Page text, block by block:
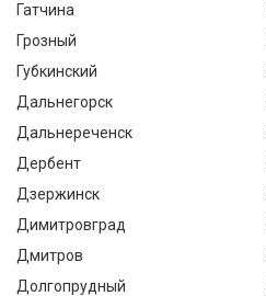
Гатчина
Грозный
Губкинский
Дальнегорск
Дальнереченск
Дербент
Дзержинск
Димитровград
Дмитров
Долгопрудный